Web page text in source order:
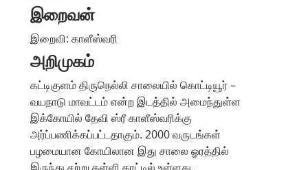
இறைவன்
இறைவி: காளீஸ்வரி
அறிமுகம்
கட்டிகுளம் திருநெல்லி சாலையில் கொட்டியூர் –
வயநாடு மாவட்டம் என்ற இடத்தில் அமைந்துள்ள
இக்கோயில் தேவி ஸ்ரீ காளீஸ்வரிக்கு
அர்ப்பணிக்கப்பட்டதாகும். 2000 வருடங்கள்
பழமையான கோயிலான இது சாலை ஓரத்தில்